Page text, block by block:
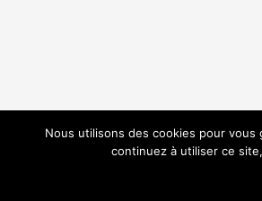
Nous utilisons des cookies pour
continuez à utiliser ce